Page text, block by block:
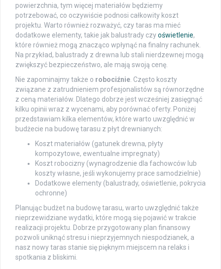
powierzchnia, tym więcej materiałów będziemy
potrzebować, co oczywiście podnosi całkowity koszt
projektu. Warto również rozważyć, czy taras ma mieć
dodatkowe elementy, takie jak balustrady czyoświetlenie,
które również mogą znacząco wpłynąć na finalny rachunek.
Na przykład, balustrady z drewna lub stali nierdzewnej mogą
zwiększyć bezpieczeństwo, ale mają swoją cenę.
Nie zapominajmy także o robociźnie . Często koszty
związane z zatrudnieniem profesjonalistów są równorzędne
z ceną materiałów. Dlatego dobrze jest wcześniej zasięgnąć
kilku opinii wraz z wycenami, aby porównać oferty. Poniżej
przedstawiam kilka elementów, które warto uwzględnić w
budżecie na budowę tarasu z płyt drewnianych:
Koszt materiałów (gatunek drewna, płyty
kompozytowe, ewentualne impregnaty)
Koszt robocizny (wynagrodzenie dla fachowców lub
koszty własne, jeśli wykonujemy prace samodzielnie)
Dodatkowe elementy (balustrady, oświetlenie, pokrycia
ochronne)
Planując budżet na budowę tarasu, warto uwzględnić także
nieprzewidziane wydatki, które mogą się pojawić w trakcie
realizacji projektu. Dobrze przygotowany plan finansowy
pozwoli uniknąć stresu i nieprzyjemnych niespodzianek, a
nasz nowy taras stanie się pięknym miejscem na relaks i
spotkania z bliskimi.